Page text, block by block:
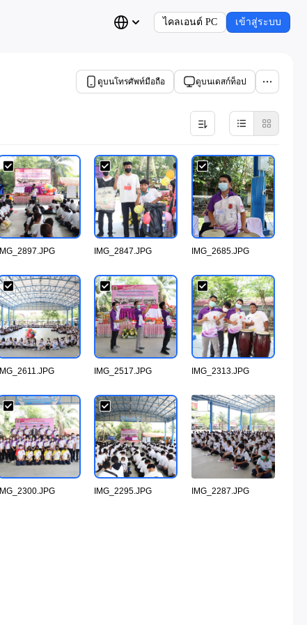
ไคลเอนต์ PC เข้าสู่ระบบ
ดูบนโทรศัพท์มือถือ ดูบนเดสก์ท็อป
IMG_2897.JPG IMG_2847.JPG IMG_2685.JPG
IMG_2611.JPG IMG_2517.JPG IMG_2313.JPG
IMG_2300.JPG IMG_2295.JPG IMG_2287.JPG